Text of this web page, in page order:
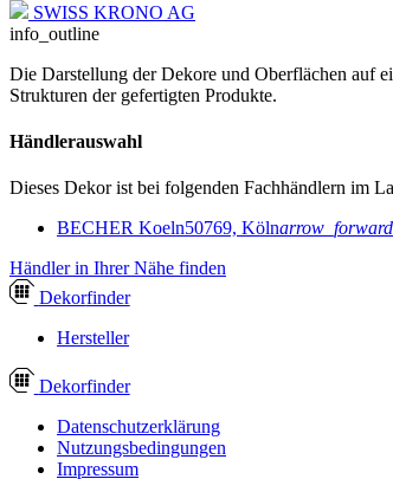
SWISS KRONO AG
info_outline
Die Darstellung der Dekore und Oberflächen auf
Strukturen der gefertigten Produkte.
Händlerauswahl
Dieses Dekor ist bei folgenden Fachhändlern im
BECHER Koeln50769, Kölnarrow_forward
Händler in Ihrer Nähe finden
Dekorfinder
Hersteller
Dekorfinder
Datenschutzerklärung
Nutzungsbedingungen
Impressum